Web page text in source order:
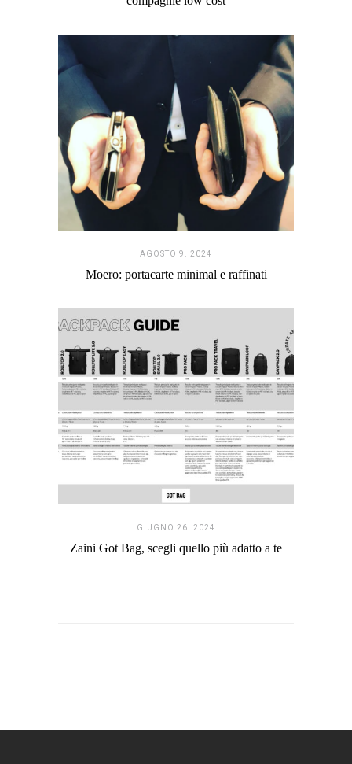
AGOSTO 9. 2024
Moero: portacarte minimal e raffinati
GIUGNO 26. 2024
Zaini Got Bag, scegli quello più adatto a te